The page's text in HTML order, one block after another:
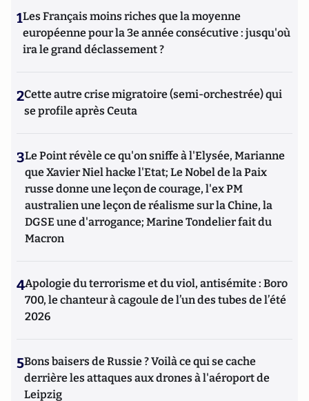
1Les Français moins riches que la moyenne
européenne pour la 3e année consécutive : jusqu'où
ira le grand déclassement ?
2Cette autre crise migratoire (semi-orchestrée) qui
se profile après Ceuta
3Le Point révèle ce qu'on sniffe à l'Elysée, Marianne
que Xavier Niel hacke l'Etat; Le Nobel de la Paix
russe donne une leçon de courage, l'ex PM
australien une leçon de réalisme sur la Chine, la
DGSE une d'arrogance; Marine Tondelier fait du
Macron
4Apologie du terrorisme et du viol, antisémite : Boro
700, le chanteur à cagoule de l’un des tubes de l’été
2026
5Bons baisers de Russie ? Voilà ce qui se cache
derrière les attaques aux drones à l'aéroport de
Leipzig